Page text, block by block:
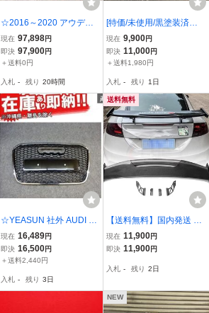
☆2016～2020 アウディ
A5/S5用☆RS5Lookウレ
タン製フロントバンパー
＆RSグリル＆リップスポ
新品 エアロ
現在 97,898円
即決 97,900円
＋送料0円
入札 - 残り 20時間
[特価/未使用/黒塗装済み]
★Stage21/セレブリップ
★アウディA4(A8)Sライ
ン用エアロフロントリッ
-BL］
現在 9,900円
即決 11,000円
＋送料1,980円
入札 - 残り 1日
☆YEASUN 社外 AUDI 4G
A6 C7 2012~2015年 ハニ
カムメッシュ フロント グ
リル センサー穴有り RS
庫有り!!
現在 16,489円
即決 16,500円
＋送料2,440円
入札 - 残り 3日
送料無料
【送料無料】国内発送 新
品 アウディ TT 8J リア ス
ポイラー リヤ トランク
ナード AUDI カーボン調
現在 11,900円
即決 11,900円
入札 - 残り 2日
NEW